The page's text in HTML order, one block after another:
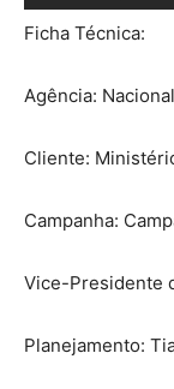
Ficha Técnica:
Agência:
Cliente:
Campanha:
Vice-Presidente
Planejamento: